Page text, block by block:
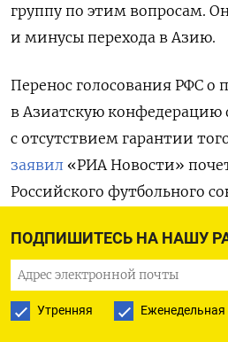
ПОДПИШИТЕСЬ НА НАШУ
Утренняя Еженедельная
группу по этим вопросам.
и минусы перехода в Азию.
Перенос голосования РФС о
в Азиатскую конфедерацию
с отсутствием гарантии
заявил «РИА Новости»
Российского футбольного
ПОДПИСАТЬСЯ НА
ПОДПИСАТЬСЯ В